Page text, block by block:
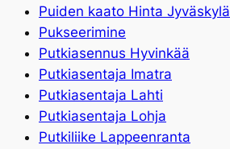
Puiden kaato Hinta Jyväskylä
Pukseerimine
Putkiasennus Hyvinkää
Putkiasentaja Imatra
Putkiasentaja Lahti
Putkiasentaja Lohja
Putkiliike Lappeenranta